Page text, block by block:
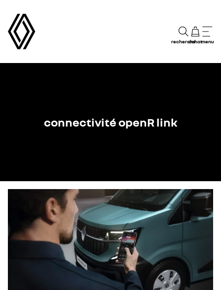
rechercheachatmenu
connectivité openR link